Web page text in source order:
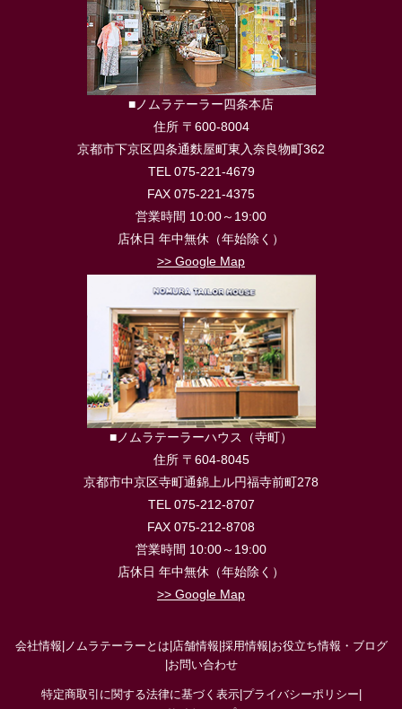
■ノムラテーラー四条本店
住所 〒600-8004
京都市下京区四条通麩屋町東入奈良物町362
TEL 075-221-4679
FAX 075-221-4375
営業時間 10:00～19:00
店休日 年中無休（年始除く）
>> Google Map
■ノムラテーラーハウス（寺町）
住所 〒604-8045
京都市中京区寺町通錦上ル円福寺前町278
TEL 075-212-8707
FAX 075-212-8708
営業時間 10:00～19:00
店休日 年中無休（年始除く）
>> Google Map
会社情報 ノムラテーラーとは 店舗情報 採用情報 お役立ち情報・ブログ
お問い合わせ
特定商取引に関する法律に基づく表示| プライバシーポリシー